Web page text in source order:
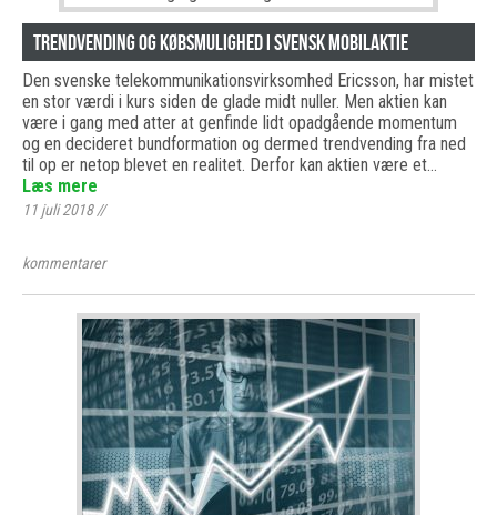
Trendvending og købsmulighed i svensk mobilaktie
Den svenske telekommunikationsvirksomhed Ericsson, har mistet
en stor værdi i kurs siden de glade midt nuller. Men aktien kan
være i gang med atter at genfinde lidt opadgående momentum
og en decideret bundformation og dermed trendvending fra ned
til op er netop blevet en realitet. Derfor kan aktien være et…
Læs mere
11 juli 2018//
kommentarer